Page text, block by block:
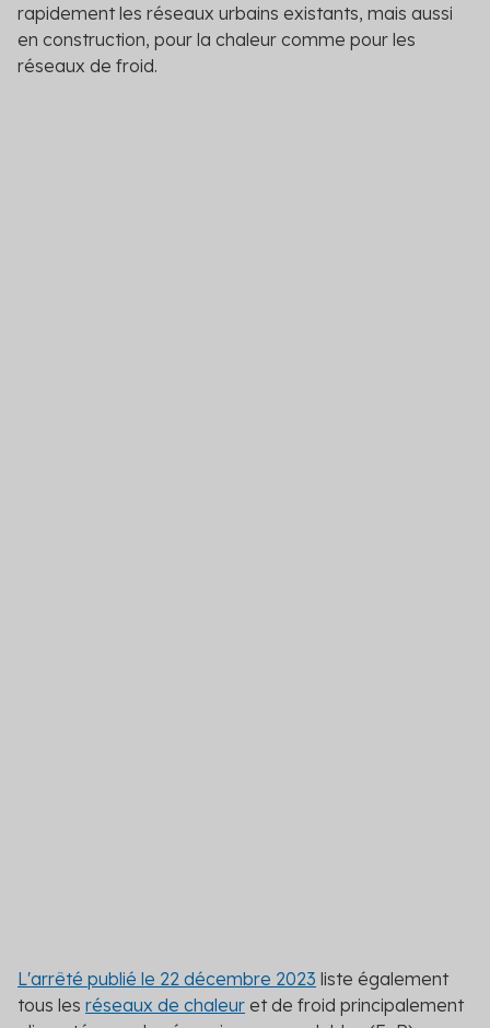
rapidement les réseaux urbains existants, mais aussi
en construction, pour la chaleur comme pour les
réseaux de froid.
L'arrêté publié le 22 décembre 2023 liste également
tous les réseaux de chaleur et de froid principalement